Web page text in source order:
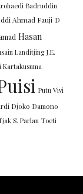
Badruddin
Ahmad Fauji D
Hasan
Landitjing J.E.
Kartakusuma
Putu Vivi
Djoko Damono
S. Parlan Toeti